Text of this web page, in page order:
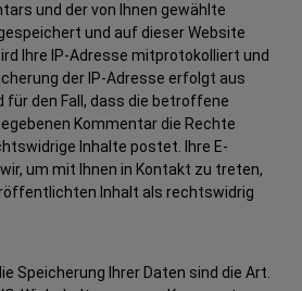
und der von Ihnen gewählte
und auf dieser Website
Ihre IP-Adresse mitprotokolliert und
der IP-Adresse erfolgt aus
für den Fall, dass die betroffene
Kommentar die Rechte
Inhalte postet. Ihre E-
um mit Ihnen in Kontakt zu treten,
Inhalt als rechtswidrig
Speicherung Ihrer Daten sind die Art.